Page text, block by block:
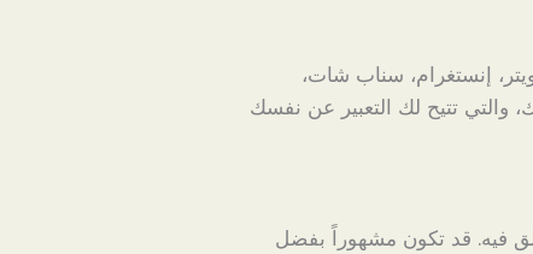
إنستغرام، سناب شات،
والتي تتيح لك التعبير عن نفسك
فيه. قد تكون مشهوراً بفضل